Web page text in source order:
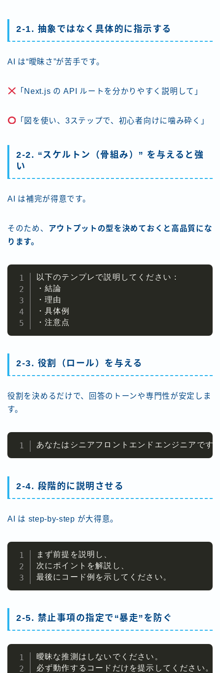
2-1. 抽象ではなく具体的に指示する
AI は“曖昧さ”が苦手です。
「Next.js の API ルートを分かりやすく説明して」
「図を使い、3ステップで、初心者向けに噛み砕く」
2-2. “スケルトン（骨組み）” を与えると強
い
AI は補完が得意です。
そのため、 アウトプットの型を決めておくと高品質にな
ります。
以下のテンプレで説明してください：
・結論
・理由
・具体例
・注意点
2-3. 役割（ロール）を与える
役割を決めるだけで、回答のトーンや専門性が安定しま
す。
あなたはシニアフロントエンドエンジニアです
2-4. 段階的に説明させる
AI は step-by-step が大得意。
まず前提を説明し、
次にポイントを解説し、
最後にコード例を示してください。
2-5. 禁止事項の指定で“暴走”を防ぐ
曖昧な推測はしないでください。
必ず動作するコードだけを提示してください。